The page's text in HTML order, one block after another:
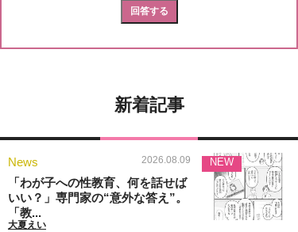
新着記事
News 2026.08.09
「わが子への性教育、何を話せば
いい？」専門家の“意外な答え”。
「教...
大夏えい
NEW